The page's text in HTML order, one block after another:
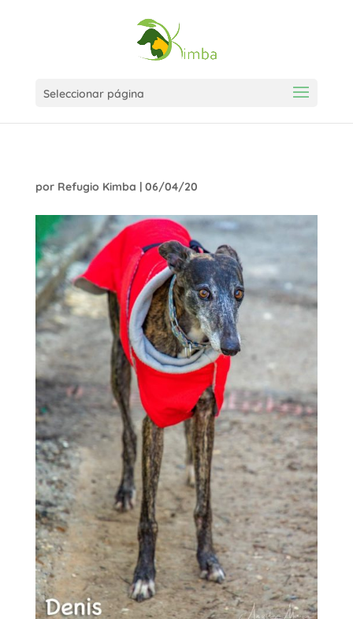
Seleccionar página
por Refugio Kimba | 06/04/20